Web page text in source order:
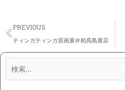
Prev
PREVIOUS
ティンガティンガ原画展＠柏髙島屋店
検